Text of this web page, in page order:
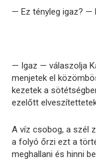
— Ez tényleg igaz? —
— Igaz — válaszolja
menjetek el
kezetek a
ezelőtt
A víz csobog, a szél
a folyó őrzi ezt a
meghallani és hinni